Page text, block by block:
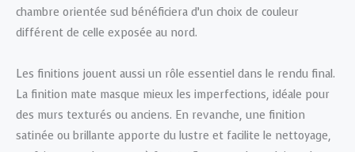
chambre orientée sud bénéficiera d’un choix de couleur
différent de celle exposée au nord.
Les finitions jouent aussi un rôle essentiel dans le rendu final.
La finition mate masque mieux les imperfections, idéale pour
des murs texturés ou anciens. En revanche, une finition
satinée ou brillante apporte du lustre et facilite le nettoyage,